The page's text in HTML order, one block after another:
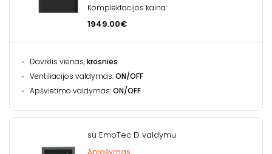
Komplektacijos kaina:
1949.00€
Daviklis vienas,krosnies
Ventiliacijos valdymas:ON/OFF
Apšvietimo valdymas:ON/OFF
su EmoTec D valdymu
Aprašymas